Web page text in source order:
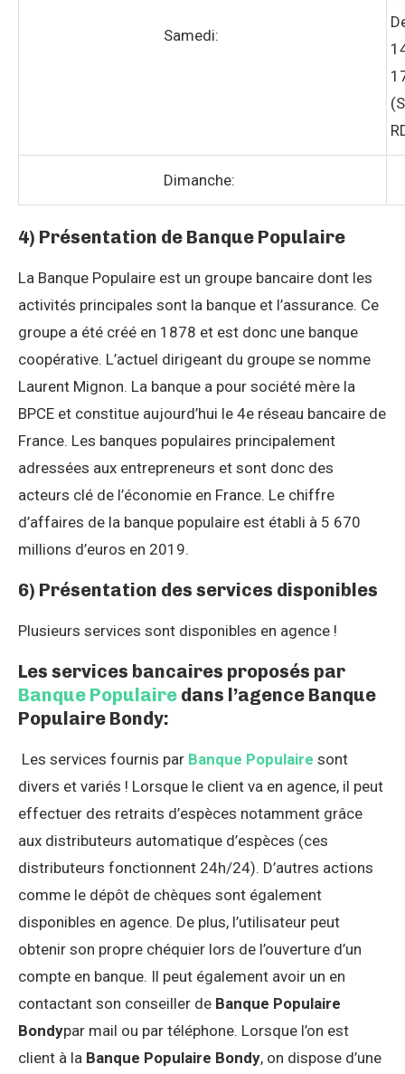
Samedi:
Dimanche:
4) Présentation de Banque Populaire
La Banque Populaire est un groupe bancaire dont les
activités principales sont la banque et l’assurance. Ce
groupe a été créé en 1878 et est donc une banque
coopérative. L’actuel dirigeant du groupe se nomme
Laurent Mignon. La banque a pour société mère la
BPCE et constitue aujourd’hui le 4e réseau bancaire de
France. Les banques populaires principalement
adressées aux entrepreneurs et sont donc des
acteurs clé de l’économie en France. Le chiffre
d’affaires de la banque populaire est établi à 5 670
millions d’euros en 2019.
6) Présentation des services disponibles
Plusieurs services sont disponibles en agence !
Les services bancaires proposés par
Banque Populaire dans l’agence Banque
Populaire Bondy:
Les services fournis par Banque Populaire sont
divers et variés ! Lorsque le client va en agence, il peut
effectuer des retraits d’espèces notamment grâce
aux distributeurs automatique d’espèces (ces
distributeurs fonctionnent 24h/24). D’autres actions
comme le dépôt de chèques sont également
disponibles en agence. De plus, l’utilisateur peut
obtenir son propre chéquier lors de l’ouverture d’un
compte en banque. Il peut également avoir un en
contactant son conseiller de Banque Populaire
Bondypar mail ou par téléphone. Lorsque l’on est
client à la Banque Populaire Bondy, on dispose d’une